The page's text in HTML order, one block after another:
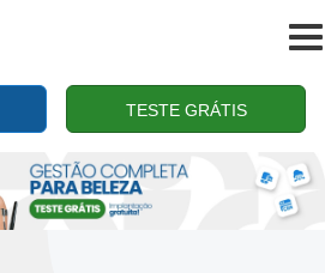
TESTE GRÁTIS